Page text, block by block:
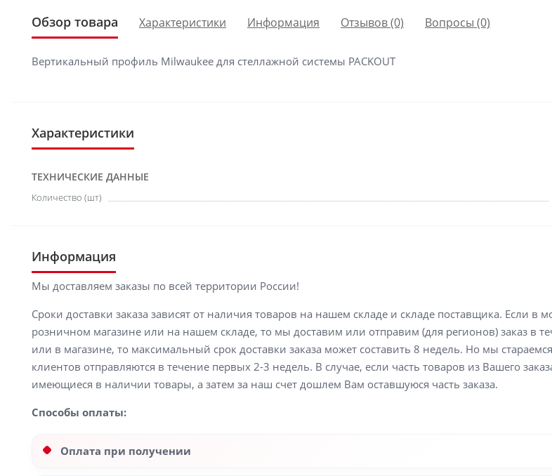
Обзор товара Характеристики Информация Отзывов (0) Вопросы (0)
Вертикальный профиль Milwaukee для стеллажной системы PACKOUT
Характеристики
ТЕХНИЧЕСКИЕ ДАННЫЕ
Количество (шт)
Информация
Мы доставляем заказы по всей территории России!
Сроки доставки заказа зависят от наличия товаров на нашем складе и складе поставщика. Если
розничном магазине или на нашем складе, то мы доставим или отправим (для регионов) заказ в
или в магазине, то максимальный срок доставки заказа может составить 8 недель. Но мы
клиентов отправляются в течение первых 2-3 недель. В случае, если часть товаров из Вашего
имеющиеся в наличии товары, а затем за наш счет дошлем Вам оставшуюся часть заказа.
Способы оплаты:
Оплата при получении